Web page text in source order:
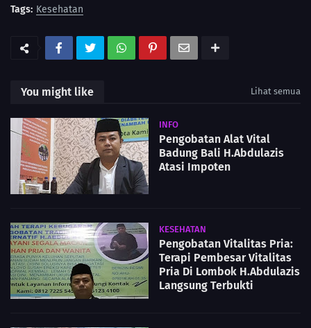
Tags: Kesehatan
You might like Lihat semua
INFO
Pengobatan Alat Vital
Badung Bali H.Abdulazis
Atasi Impoten
KESEHATAN
Pengobatan Vitalitas Pria:
Terapi Pembesar Vitalitas
Pria Di Lombok H.Abdulazis
Langsung Terbukti